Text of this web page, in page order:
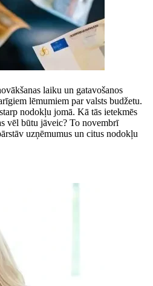
laiku un gatavošanos
lēmumiem par valsts budžetu.
nodokļu jomā. Kā tās ietekmēs
vēl būtu jāveic? To novembrī
uzņēmumus un citus nodokļu